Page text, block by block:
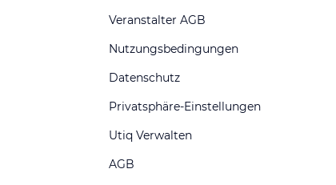
Veranstalter AGB
Nutzungsbedingungen
Datenschutz
Privatsphäre-Einstellungen
Utiq Verwalten
AGB